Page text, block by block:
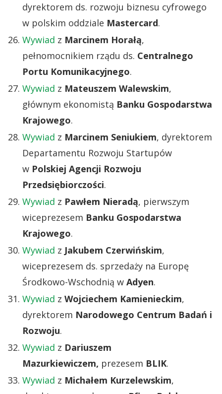
dyrektorem ds. rozwoju biznesu cyfrowego
w polskim oddziale Mastercard.
Wywiad z Marcinem Horałą,
pełnomocnikiem rządu ds. Centralnego
Portu Komunikacyjnego.
Wywiad z Mateuszem Walewskim,
głównym ekonomistą Banku Gospodarstwa
Krajowego.
Wywiad z Marcinem Seniukiem, dyrektorem
Departamentu Rozwoju Startupów
w Polskiej Agencji Rozwoju
Przedsiębiorczości.
Wywiad z Pawłem Nieradą, pierwszym
wiceprezesem Banku Gospodarstwa
Krajowego.
Wywiad z Jakubem Czerwińskim,
wiceprezesem ds. sprzedaży na Europę
Środkowo-Wschodnią w Adyen.
Wywiad z Wojciechem Kamienieckim,
dyrektorem Narodowego Centrum Badań i
Rozwoju.
Wywiad z Dariuszem
Mazurkiewiczem, prezesem BLIK.
Wywiad z Michałem Kurzelewskim,